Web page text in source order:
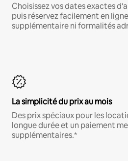
Choisissez vos dates exactes
puis réservez facilement en
supplémentaire ni formalités
La simplicité du prix au mois
Des prix spéciaux pour les
longue durée et un paiement
supplémentaires.*